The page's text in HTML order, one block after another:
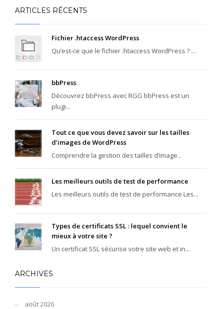
ARTICLES RÉCENTS
Fichier .htaccess WordPress
Qu’est-ce que le fichier .htaccess WordPress ? ...
bbPress
Découvrez bbPress avec RGG bbPress est un
plugi...
Tout ce que vous devez savoir sur les tailles
d’images de WordPress
Comprendre la gestion des tailles d’image...
Les meilleurs outils de test de performance
Les meilleurs outils de test de performance Les...
Types de certificats SSL : lequel convient le
mieux à votre site ?
Un certificat SSL sécurise votre site web et in...
ARCHIVES
août 2026